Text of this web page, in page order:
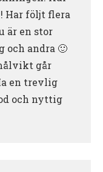
Har följt flera
är en stor
andra 🙂
går
en trevlig
och nyttig